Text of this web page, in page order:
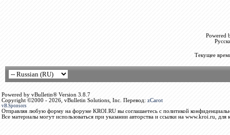
Powered
Текущее
Powered by vBulletin® Version 3.8.7
Copyright ©2000 - 2026, vBulletin Solutions, Inc. Перевод: zCarot
vB.Sponsors
Отправляя любую форму на форуме KROI.RU вы соглашаетесь с политикой
Все материалы могут использоваться при указании авторства и ссылки на www.kroi.ru, для